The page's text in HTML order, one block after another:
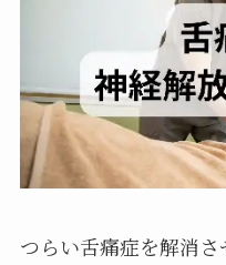
つらい舌痛症を解消